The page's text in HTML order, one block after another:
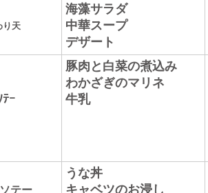
り天
海藻サラダ
中華スープ
デザート
ｰ
豚肉と白菜の煮込み
わかざぎのマリネ
牛乳
テー
うな丼
キャベツのお浸し